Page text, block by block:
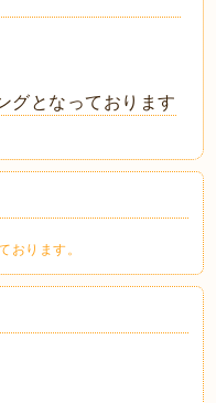
グとなっております
おります。